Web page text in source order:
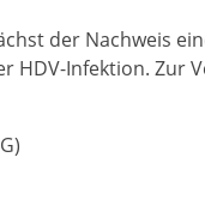
der Nachweis
HDV-Infektion. Zur